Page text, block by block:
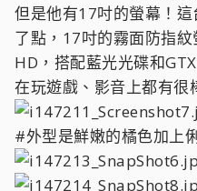
但是他有17吋的螢幕！
了點，17吋的霧面防指
HD，搭配藍光光碟和
在玩遊戲、影音上都有很
#外型是鮮嫩的橘色加上